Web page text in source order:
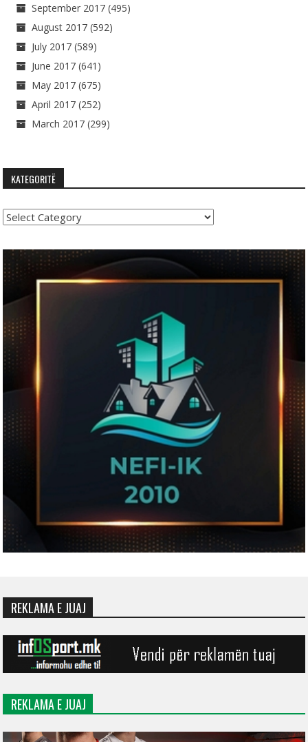
September 2017 (495)
August 2017 (592)
July 2017 (589)
June 2017 (641)
May 2017 (675)
April 2017 (252)
March 2017 (299)
KATEGORITË
Kategoritë
REKLAMA E JUAJ
REKLAMA E JUAJ